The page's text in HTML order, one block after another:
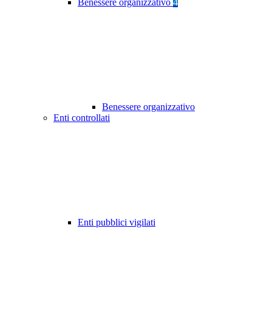
Benessere organizzativo 4
Benessere organizzativo
Enti controllati
Enti pubblici vigilati